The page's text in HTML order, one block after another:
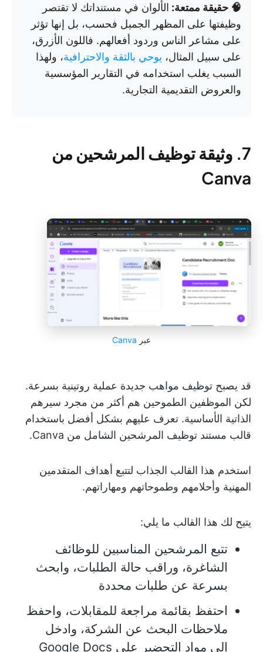
🧠 حقيقة ممتعة: الألوان في مستنداتك لا تقتصر
وظيفتها على المظهر الجميل فحسب، بل إنها تؤثر
على مشاعر الناس وردود أفعالهم. فاللون الأزرق،
على سبيل المثال، يوحي بالثقة والاحترافية، ولهذا
السبب يغلب استخدامه في التقارير المؤسسية
والعروض التقديمية التجارية.
7. وثيقة توظيف المرشحين من
Canva
عبر Canva
قد يصبح توظيف مواهب جديدة عملية روتينية بسرعة.
لكن الموظفين الطموحين هم أكثر من مجرد سيرهم
الذاتية الأساسية. تعرف عليهم بشكل أفضل باستخدام
قالب مستند توظيف المرشحين الشامل من Canva.
استخدم هذا القالب الجذاب لتتبع أهداف المتقدمين
المهنية وأحلامهم وطموحاتهم ومهاراتهم.
يتيح لك هذا القالب ما يلي:
تتبع المرشحين المناسبين للوظائف
الشاغرة، وراقب حالة الطلبات، وابحث
بسرعة عن طلبات محددة
احتفظ بقائمة مراجعة للمقابلات، واحفظ
ملاحظات البحث عن الشركة، وادخل
إلى مواد التحضير على Google Docs